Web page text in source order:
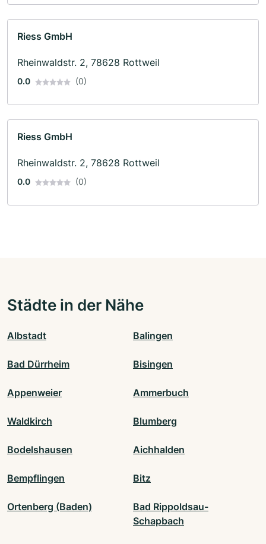
Riess GmbH
Rheinwaldstr. 2, 78628 Rottweil
0.0 (0)
Riess GmbH
Rheinwaldstr. 2, 78628 Rottweil
0.0 (0)
Städte in der Nähe
Albstadt Balingen
Bad Dürrheim Bisingen
Appenweier Ammerbuch
Waldkirch Blumberg
Bodelshausen Aichhalden
Bempflingen Bitz
Ortenberg (Baden)
Bad Rippoldsau-
Schapbach